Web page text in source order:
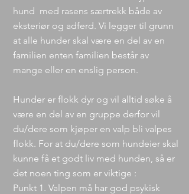
hund med rasens særtrekk både av
eksteriør og adferd. Vi legger til grunn
at alle hunder skal være en del av en
familien enten familien består av
mange eller en enslig person.
Hunder er flokk dyr og vil alltid søke å
være en del av en gruppe derfor vil
du/dere som kjøper en valp bli valpes
flokk. For at du/dere som hundeier skal
kunne få et godt liv med hunden, så er
det noen ting som er viktige :
Punkt 1. Valpen må har god psykisk